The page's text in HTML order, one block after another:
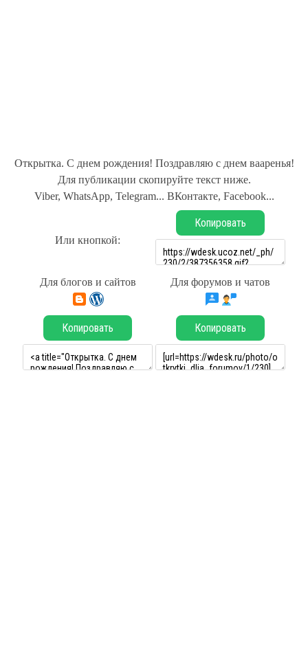
Открытка. С днем рождения! Поздравляю с днем вааренья!
Для публикации скопируйте текст ниже.
Viber, WhatsApp, Telegram... ВКонтакте, Facebook...
Или кнопкой:
Копировать
Для блогов и сайтов Для форумов и чатов
Копировать Копировать